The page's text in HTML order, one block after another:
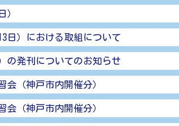
）
日）における取組について
の発刊についてのお知らせ
（神戸市内開催分）
（神戸市内開催分）